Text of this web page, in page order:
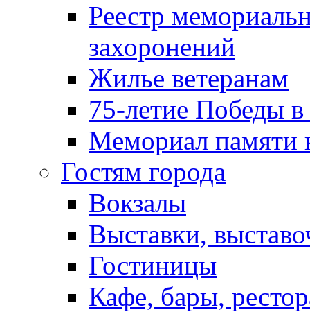
Реестр
захоронений
Жилье ветеранам
75-летие Победы
Мемориал памяти
Гостям города
Вокзалы
Выставки,
Гостиницы
Кафе, бары,